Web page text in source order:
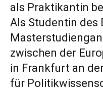
als Praktikantin
Als Studentin des
zwischen der
in Frankfurt an
für